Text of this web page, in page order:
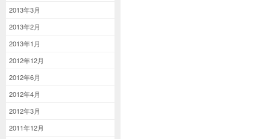
2013年3月
2013年2月
2013年1月
2012年12月
2012年6月
2012年4月
2012年3月
2011年12月